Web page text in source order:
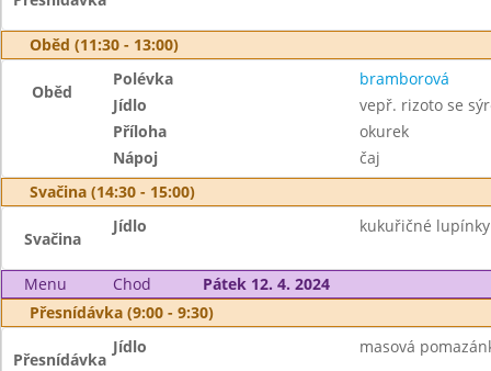
Oběd (11:30 - 13:00)
Oběd
Polévka
bramborová
Jídlo
vepř. rizoto se
Příloha
okurek
Nápoj
čaj
Svačina (14:30 - 15:00)
Svačina
Jídlo kukuřičné
Menu Chod
Pátek 12. 4. 2024
Přesnídávka (9:00 - 9:30)
Přesnídávka
Jídlo masová